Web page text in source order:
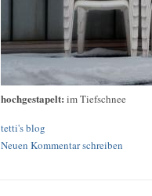
hochgestapelt: im Tiefschnee
tetti's blog
Neuen Kommentar schreiben